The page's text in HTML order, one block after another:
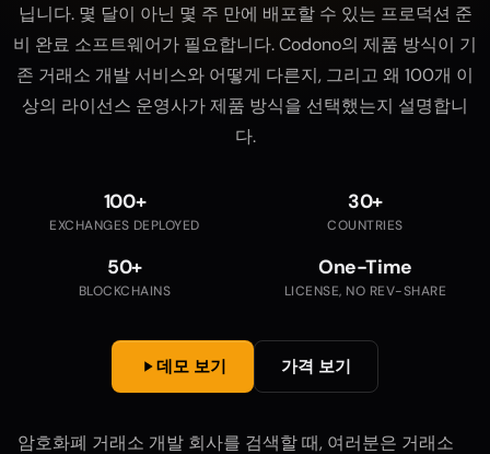
닙니다. 몇 달이 아닌 몇 주 만에 배포할 수 있는 프로덕션 준
비 완료 소프트웨어가 필요합니다. Codono의 제품 방식이 기
존 거래소 개발 서비스와 어떻게 다른지, 그리고 왜 100개 이
상의 라이선스 운영사가 제품 방식을 선택했는지 설명합니
다.
100+
EXCHANGES DEPLOYED
30+
COUNTRIES
50+
BLOCKCHAINS
One-Time
LICENSE, NO REV-SHARE
데모 보기 가격 보기
암호화폐 거래소 개발 회사를 검색할 때, 여러분은 거래소